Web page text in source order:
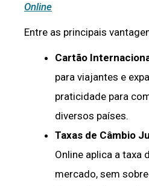
Online
Entre as principais
Cartão
para viajantes e
praticidade para
diversos países.
Taxas de Câmbio
Online aplica a taxa
mercado, sem